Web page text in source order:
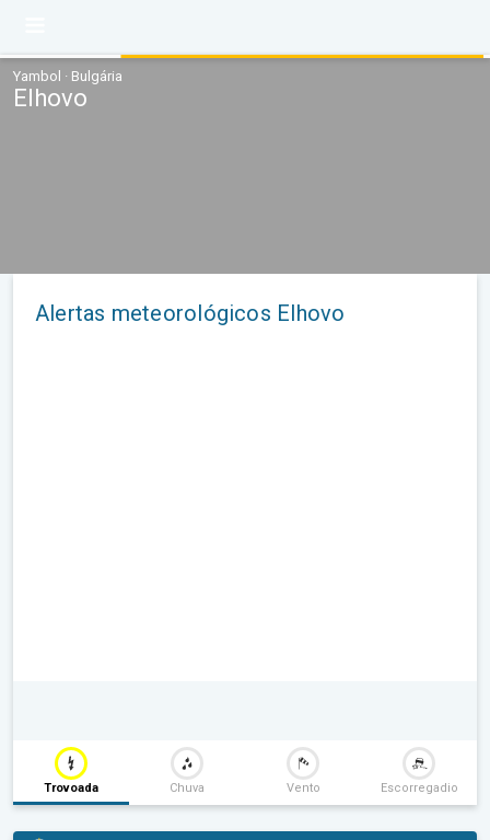
Yambol · Bulgária
Elhovo
Alertas meteorológicos Elhovo
Trovoada Chuva Vento Escorregadio